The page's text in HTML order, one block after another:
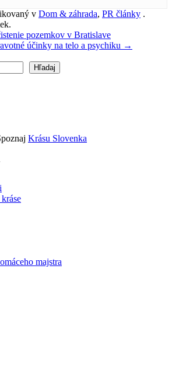
v Dom & záhrada, PR články .
pozemkov v Bratislave
účinky na telo a psychiku →
Hľadaj
Krásu Slovenka
majstra